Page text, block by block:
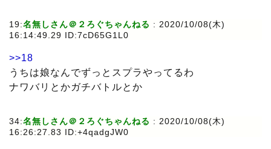
19:名無しさん＠２ろぐちゃんねる : 2020/10/08(木)
16:14:49.29 ID:7cD65G1L0
>>18
うちは娘なんでずっとスプラやってるわ
ナワバリとかガチバトルとか
34:名無しさん＠２ろぐちゃんねる : 2020/10/08(木)
16:26:27.83 ID:+4qadgJW0